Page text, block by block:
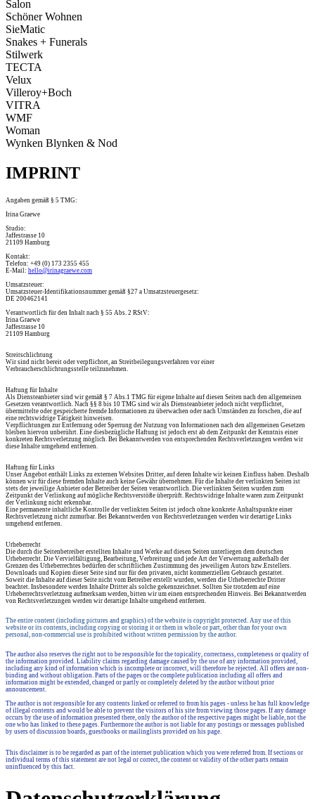
Salon
Schöner Wohnen
SieMatic
Snakes + Funerals
Stilwerk
TECTA
Velux
Villeroy+Boch
VITRA
WMF
Woman
Wynken Blynken & Nod
IMPRINT
Angaben gemäß § 5 TMG:
Irina Graewe
Studio:
Jaffestrasse 10
21109 Hamburg
Kontakt:
Telefon: +49 (0) 173 2355 455
E-Mail: hello@irinagraewe.com
Umsatzsteuer:
Umsatzsteuer-Identifikationsnummer gemäß §27 a Umsatzsteuergesetz:
DE 200462141
Verantwortlich für den Inhalt nach § 55 Abs. 2 RStV:
Irina Graewe
Jaffestrasse 10
21109 Hamburg
Streitschlichtung
Wir sind nicht bereit oder verpflichtet, an Streitbeilegungsverfahren vor einer
Verbraucherschlichtungsstelle teilzunehmen.
Haftung für Inhalte
Als Diensteanbieter sind wir gemäß § 7 Abs.1 TMG für eigene Inhalte auf diesen Seiten nach den allgemeinen
Gesetzen verantwortlich. Nach §§ 8 bis 10 TMG sind wir als Diensteanbieter jedoch nicht verpflichtet,
übermittelte oder gespeicherte fremde Informationen zu überwachen oder nach Umständen zu forschen, die auf
eine rechtswidrige Tätigkeit hinweisen.
Verpflichtungen zur Entfernung oder Sperrung der Nutzung von Informationen nach den allgemeinen Gesetzen
bleiben hiervon unberührt. Eine diesbezügliche Haftung ist jedoch erst ab dem Zeitpunkt der Kenntnis einer
konkreten Rechtsverletzung möglich. Bei Bekanntwerden von entsprechenden Rechtsverletzungen werden wir
diese Inhalte umgehend entfernen.
Haftung für Links
Unser Angebot enthält Links zu externen Websites Dritter, auf deren Inhalte wir keinen Einfluss haben. Deshalb
können wir für diese fremden Inhalte auch keine Gewähr übernehmen. Für die Inhalte der verlinkten Seiten ist
stets der jeweilige Anbieter oder Betreiber der Seiten verantwortlich. Die verlinkten Seiten wurden zum
Zeitpunkt der Verlinkung auf mögliche Rechtsverstöße überprüft. Rechtswidrige Inhalte waren zum Zeitpunkt
der Verlinkung nicht erkennbar.
Eine permanente inhaltliche Kontrolle der verlinkten Seiten ist jedoch ohne konkrete Anhaltspunkte einer
Rechtsverletzung nicht zumutbar. Bei Bekanntwerden von Rechtsverletzungen werden wir derartige Links
umgehend entfernen.
Urheberrecht
Die durch die Seitenbetreiber erstellten Inhalte und Werke auf diesen Seiten unterliegen dem deutschen
Urheberrecht. Die Vervielfältigung, Bearbeitung, Verbreitung und jede Art der Verwertung außerhalb der
Grenzen des Urheberrechtes bedürfen der schriftlichen Zustimmung des jeweiligen Autors bzw.Erstellers.
Downloads und Kopien dieser Seite sind nur für den privaten, nicht kommerziellen Gebrauch gestattet.
Soweit die Inhalte auf dieser Seite nicht vom Betreiber erstellt wurden, werden die Urheberrechte Dritter
beachtet. Insbesondere werden Inhalte Dritter als solche gekennzeichnet. Sollten Sie trotzdem auf eine
Urheberrechtsverletzung aufmerksam werden, bitten wir um einen entsprechenden Hinweis. Bei Bekanntwerden
von Rechtsverletzungen werden wir derartige Inhalte umgehend entfernen.
The entire content (including pictures and graphics) of the website is copyright protected. Any use of this
website or its contents, including copying or storing it or them in whole or part, other than for your own
personal, non-commercial use is prohibited without written permission by the author.
The author also reserves the right not to be responsible for the topicality, correctness, completeness or quality of
the information provided. Liability claims regarding damage caused by the use of any information provided,
including any kind of information which is incomplete or incorrect, will therefore be rejected. All offers are non-
binding and without obligation. Parts of the pages or the complete publication including all offers and
information might be extended, changed or partly or completely deleted by the author without prior
announcement.
The author is not responsible for any contents linked or referred to from his pages - unless he has full knowledge
of illegal contents and would be able to prevent the visitors of his site from viewing those pages. If any damage
occurs by the use of information presented there, only the author of the respective pages might be liable, not the
one who has linked to these pages. Furthermore the author is not liable for any postings or messages published
by users of discussion boards, guestbooks or mailinglists provided on his page.
This disclaimer is to be regarded as part of the internet publication which you were referred from. If sections or
individual terms of this statement are not legal or correct, the content or validity of the other parts remain
uninfluenced by this fact.